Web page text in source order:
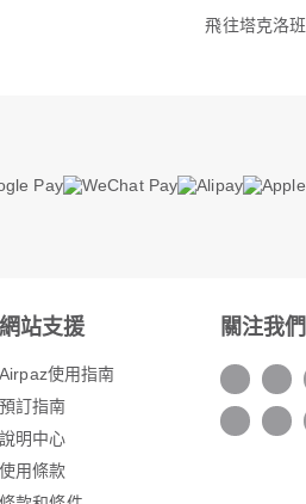
飛往塔克洛班
網站支援
Airpaz使用指南
預訂指南
說明中心
使用條款
關注我們